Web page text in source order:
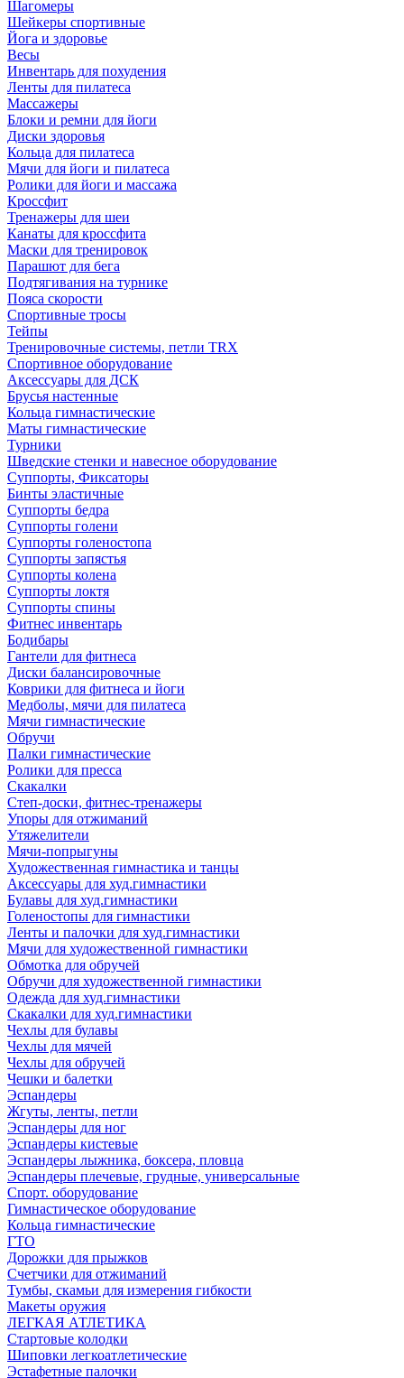
Шагомеры
Шейкеры спортивные
Йога и здоровье
Весы
Инвентарь для похудения
Ленты для пилатеса
Массажеры
Блоки и ремни для йоги
Диски здоровья
Кольца для пилатеса
Мячи для йоги и пилатеса
Ролики для йоги и массажа
Кроссфит
Тренажеры для шеи
Канаты для кроссфита
Маски для тренировок
Парашют для бега
Подтягивания на турнике
Пояса скорости
Спортивные тросы
Тейпы
Тренировочные системы, петли TRX
Спортивное оборудование
Аксессуары для ДСК
Брусья настенные
Кольца гимнастические
Маты гимнастические
Турники
Шведские стенки и навесное оборудование
Суппорты, Фиксаторы
Бинты эластичные
Суппорты бедра
Суппорты голени
Суппорты голеностопа
Суппорты запястья
Суппорты колена
Суппорты локтя
Суппорты спины
Фитнес инвентарь
Бодибары
Гантели для фитнеса
Диски балансировочные
Коврики для фитнеса и йоги
Медболы, мячи для пилатеса
Мячи гимнастические
Обручи
Палки гимнастические
Ролики для пресса
Скакалки
Степ-доски, фитнес-тренажеры
Упоры для отжиманий
Утяжелители
Мячи-попрыгуны
Художественная гимнастика и танцы
Аксессуары для худ.гимнастики
Булавы для худ.гимнастики
Голеностопы для гимнастики
Ленты и палочки для худ.гимнастики
Мячи для художественной гимнастики
Обмотка для обручей
Обручи для художественной гимнастики
Одежда для худ.гимнастики
Скакалки для худ.гимнастики
Чехлы для булавы
Чехлы для мячей
Чехлы для обручей
Чешки и балетки
Эспандеры
Жгуты, ленты, петли
Эспандеры для ног
Эспандеры кистевые
Эспандеры лыжника, боксера, пловца
Эспандеры плечевые, грудные, универсальные
Спорт. оборудование
Гимнастическое оборудование
Кольца гимнастические
ГТО
Дорожки для прыжков
Счетчики для отжиманий
Тумбы, скамьи для измерения гибкости
Макеты оружия
ЛЕГКАЯ АТЛЕТИКА
Стартовые колодки
Шиповки легкоатлетические
Эстафетные палочки